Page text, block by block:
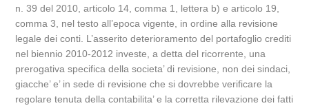
n. 39 del 2010, articolo 14, comma 1, lettera b) e articolo 19,
comma 3, nel testo all’epoca vigente, in ordine alla revisione
legale dei conti. L’asserito deterioramento del portafoglio crediti
nel biennio 2010-2012 investe, a detta del ricorrente, una
prerogativa specifica della societa’ di revisione, non dei sindaci,
giacche’ e’ in sede di revisione che si dovrebbe verificare la
regolare tenuta della contabilita’ e la corretta rilevazione dei fatti